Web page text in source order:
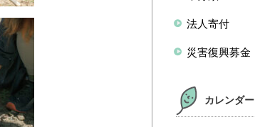
法人寄付
災害復興募金
カレンダー